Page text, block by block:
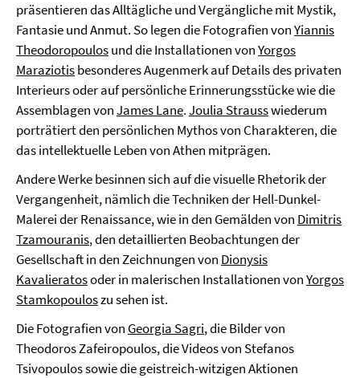
präsentieren das Alltägliche und Vergängliche mit Mystik,
Fantasie und Anmut. So legen die Fotografien vonYiannis
Theodoropoulosund die Installationen vonYorgos
Maraziotisbesonderes Augenmerk auf Details des privaten
Interieurs oder auf persönliche Erinnerungsstücke wie die
Assemblagen vonJames Lane.Joulia Strausswiederum
porträtiert den persönlichen Mythos von Charakteren, die
das intellektuelle Leben von Athen mitprägen.
Andere Werke besinnen sich auf die visuelle Rhetorik der
Vergangenheit, nämlich die Techniken der Hell-Dunkel-
Malerei der Renaissance, wie in den Gemälden von Dimitris
Tzamouranis, den detaillierten Beobachtungen der
Gesellschaft in den Zeichnungen von Dionysis
Kavalieratosoder in malerischen Installationen vonYorgos
Stamkopouloszu sehen ist.
Die Fotografien von Georgia Sagri, die Bilder von
Theodoros Zafeiropoulos, die Videos von Stefanos
Tsivopoulos sowie die geistreich-witzigen Aktionen